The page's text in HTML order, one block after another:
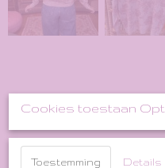
Cookies toestaan
Toestemming Details